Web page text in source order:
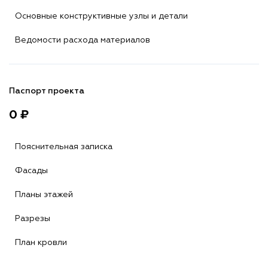
Основные конструктивные узлы и детали
Ведомости расхода материалов
Паспорт проекта
0 ₽
Пояснительная записка
Фасады
Планы этажей
Разрезы
План кровли